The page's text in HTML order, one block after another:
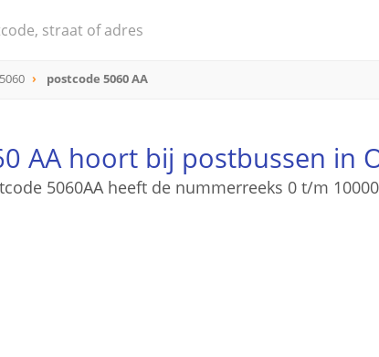
postcode 5060 AA
AA hoort bij postbussen in
5060AA heeft de nummerreeks 0 t/m 10000